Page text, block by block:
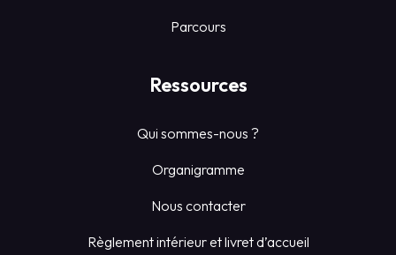
Parcours
Ressources
Qui sommes-nous ?
Organigramme
Nous contacter
Règlement intérieur et livret d’accueil